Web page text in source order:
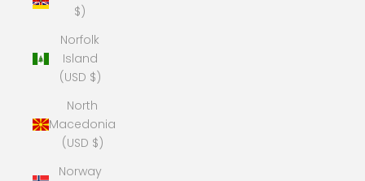
$)
Norfolk
Island
(USD $)
North
Macedonia
(USD $)
Norway